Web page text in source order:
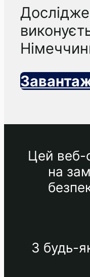
Цей веб-
на
З будь-